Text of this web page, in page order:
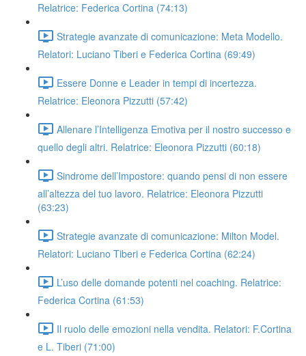
Relatrice: Federica Cortina (74:13)
Strategie avanzate di comunicazione: Meta Modello.
Relatori: Luciano Tiberi e Federica Cortina (69:49)
Essere Donne e Leader in tempi di incertezza.
Relatrice: Eleonora Pizzutti (57:42)
Allenare l’Intelligenza Emotiva per il nostro successo e
quello degli altri. Relatrice: Eleonora Pizzutti (60:18)
Sindrome dell’Impostore: quando pensi di non essere
all’altezza del tuo lavoro. Relatrice: Eleonora Pizzutti
(63:23)
Strategie avanzate di comunicazione: Milton Model.
Relatori: Luciano Tiberi e Federica Cortina (62:24)
L’uso delle domande potenti nel coaching. Relatrice:
Federica Cortina (61:53)
Il ruolo delle emozioni nella vendita. Relatori: F.Cortina
e L. Tiberi (71:00)